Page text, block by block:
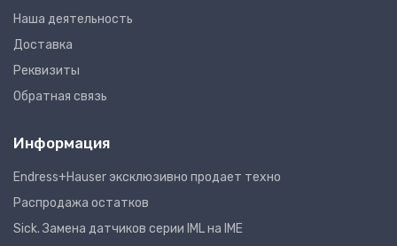
Наша деятельность
Доставка
Реквизиты
Обратная связь
Информация
Endress+Hauser эксклюзивно продает техно
Распродажа остатков
Sick. Замена датчиков серии IML на IME